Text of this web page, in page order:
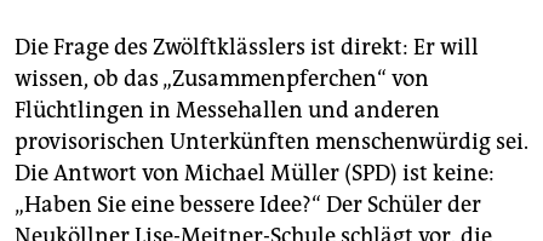
unterstützen
abo
genossenschaft
epaper login
Die Frage des Zwölftklässlers ist direkt: Er will
wissen, ob das „Zusammenpferchen“ von
Flüchtlingen in Messehallen und anderen
provisorischen Unterkünften menschenwürdig sei.
Die Antwort von Michael Müller (SPD) ist keine:
„Haben Sie eine bessere Idee?“ Der Schüler der